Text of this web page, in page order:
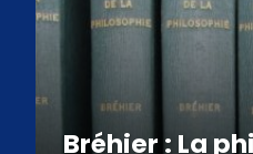
Bréhier : La